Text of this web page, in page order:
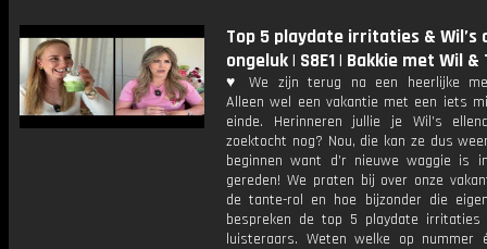
Top 5 playdate irritaties & Wil’s
ongeluk | S8E1 | Bakkie met Wil &
♥ We zijn terug na een heerlijke
Alleen wel een vakantie met een iets
einde. Herinneren jullie je Wil’s
zoektocht nog? Nou, die kan ze dus
beginnen want d’r nieuwe waggie is
gereden! We praten bij over onze
de tante-rol en hoe bijzonder die
bespreken de top 5 playdate irritaties
luisteraars. Weten welke op nummer